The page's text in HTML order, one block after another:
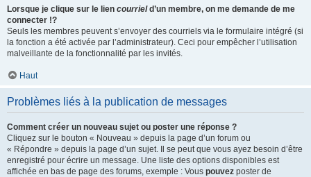
Lorsque je clique sur le lien courrield’un membre, on me demande de me
connecter !?
Seuls les membres peuvent s’envoyer des courriels via le formulaire intégré (si
la fonction a été activée par l’administrateur). Ceci pour empêcher l’utilisation
malveillante de la fonctionnalité par les invités.
Haut
Problèmes liés à la publication de messages
Comment créer un nouveau sujet ou poster une réponse ?
Cliquez sur le bouton « Nouveau » depuis la page d’un forum ou
« Répondre » depuis la page d’un sujet. Il se peut que vous ayez besoin d’être
enregistré pour écrire un message. Une liste des options disponibles est
affichée en bas de page des forums, exemple : Vous pouvez poster de